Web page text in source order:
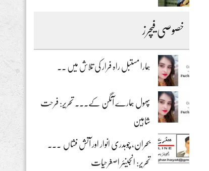
خصوصی فیچرز
ہمارا مستبل راہ فرار کی تلاش میں ۔۔
پھول ہمارے آنگن کے۔۔۔ تحریر: فرحت
شاہین
بحران، چوہدری انوار اور آتش فشاں ۔۔۔
تحریر: انجینئر اصغرحیات